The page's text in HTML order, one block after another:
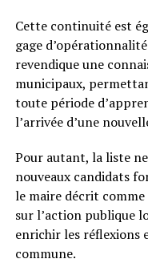
Cette continuité est
gage
revendique une
municipaux,
toute période
l’arrivée d’une
Pour autant, la liste
nouveaux candidats
le maire décrit
sur l’action publique
enrichir les réflexions
commune.